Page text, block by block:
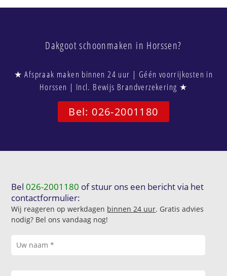
Dakgoot schoonmaken in Horssen?
★ Afspraak maken binnen 24 uur | Géén voorrijkosten in
Horssen | Incl. Bewijs Brandverzekering ★
Bel: 026-2001180
Bel026-2001180 of stuur ons een bericht via het
contactformulier:
Wij reageren op werkdagen binnen 24 uur. Gratis advies
nodig? Bel ons vandaag nog!